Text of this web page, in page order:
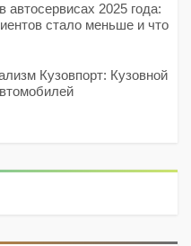
автосервисах 2025 года:
стало меньше и что
Кузовпорт: Кузовной